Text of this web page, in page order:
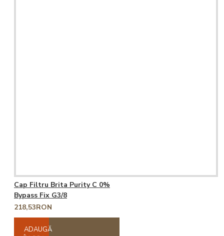
Cap Filtru Brita Purity C 0%
Bypass Fix G3/8
218,53RON
ADAUGĂ